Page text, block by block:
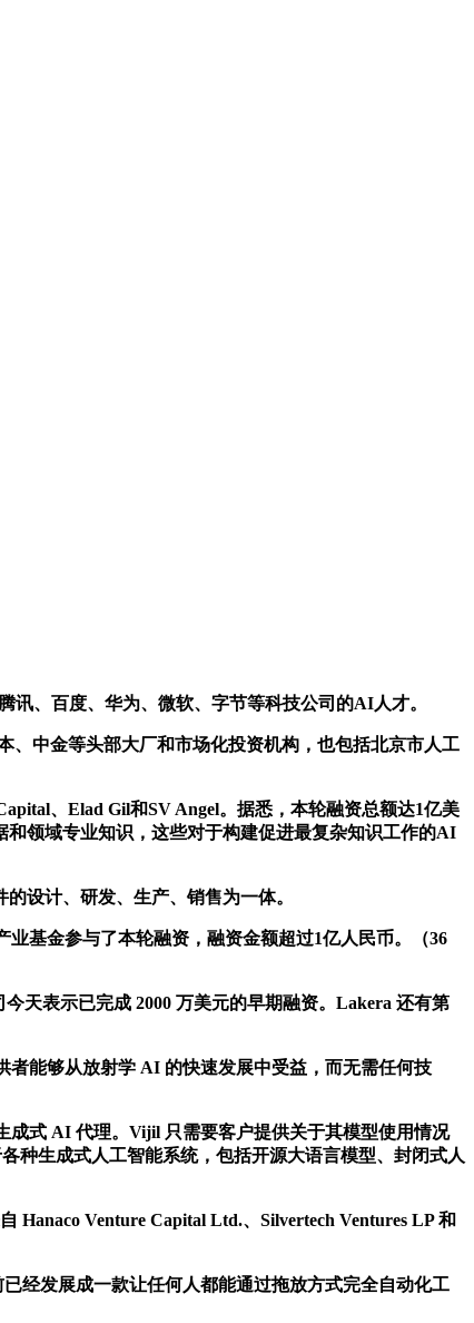
、百度、华为、微软、字节等科技公司的AI人才。
中金等头部大厂和市场化投资机构，也包括北京市人工
、Elad Gil和SV Angel。据悉，本轮融资总额达1亿美
领域专业知识，这些对于构建促进最复杂知识工作的AI
设计、研发、生产、销售为一体。
基金参与了本轮融资，融资金额超过1亿人民币。（36
表示已完成 2000 万美元的早期融资。Lakera 还有第
能够从放射学 AI 的快速发展中受益，而无需任何技
式 AI 代理。Vijil 只需要客户提供关于其模型使用情况
种生成式人工智能系统，包括开源大语言模型、封闭式人
Venture Capital Ltd.、Silvertech Ventures LP 和
经发展成一款让任何人都能通过拖放方式完全自动化工